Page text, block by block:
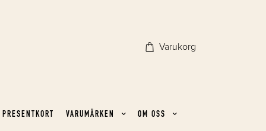
Varukorg
PRESENTKORT VARUMÄRKEN OM OSS